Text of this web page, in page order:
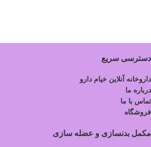
دسترسی سریع
داروخانه آنلاین خیام دارو
درباره ما
تماس با ما
فروشگاه
مکمل بدنسازی و عضله سازی